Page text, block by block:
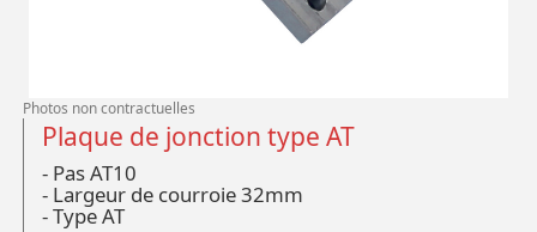
Photos non contractuelles
Plaque de jonction type AT
- Pas AT10
- Largeur de courroie 32mm
- Type AT